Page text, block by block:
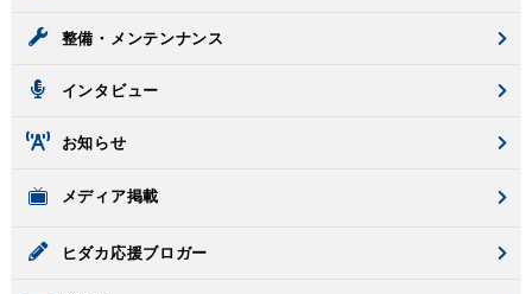
整備・メンテンナンス
インタビュー
お知らせ
メディア掲載
ヒダカ応援ブロガー